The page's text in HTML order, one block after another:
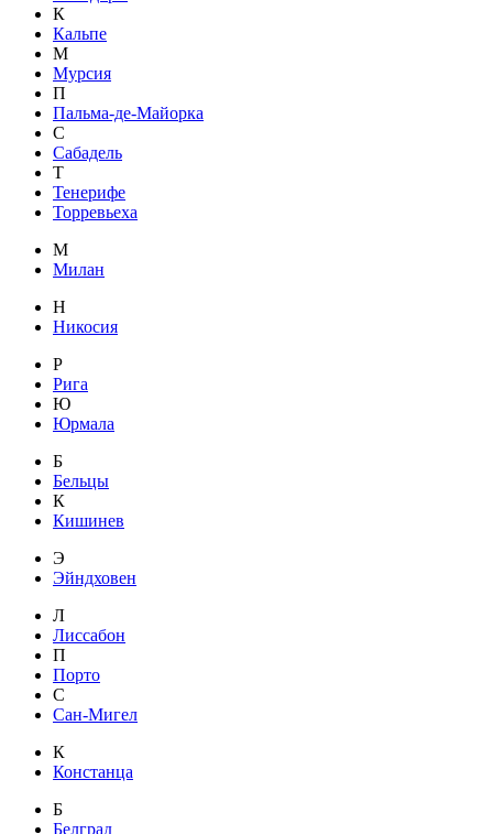
К
Кальпе
М
Мурсия
П
Пальма-де-Майорка
С
Сабадель
Т
Тенерифе
Торревьеха
М
Милан
Н
Никосия
Р
Рига
Ю
Юрмала
Б
Бельцы
К
Кишинев
Э
Эйндховен
Л
Лиссабон
П
Порто
С
Сан-Мигел
К
Констанца
Б
Белград